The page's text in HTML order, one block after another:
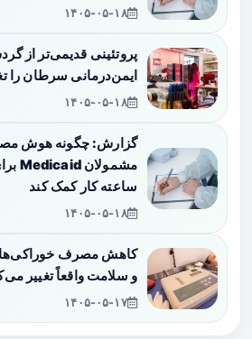
۱۴۰۵-۰۵-۱۸
پروتئینی قدیمی‌تر از
ایمن‌درمانی سرطان را
۱۴۰۵-۰۵-۱۸
گزارش: چگونه هوش
ساعته کار کمک کند
۱۴۰۵-۰۵-۱۸
کاهش مصرف
و سلامت واقعاً تغییر
۱۴۰۵-۰۵-۱۷